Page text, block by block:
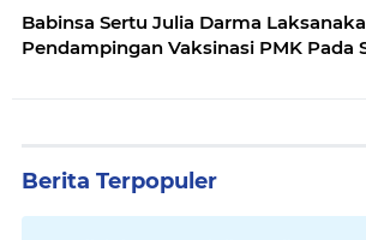
Babinsa Sertu Julia Darma
Pendampingan Vaksinasi PMK Pada
Berita Terpopuler